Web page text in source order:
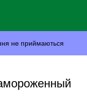
не приймаються